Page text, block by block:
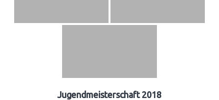
Jugendmeisterschaft 2018